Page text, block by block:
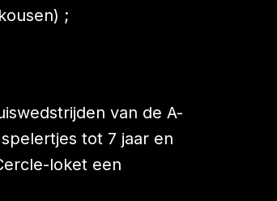
;
van de A-
tot 7 jaar en
loket een